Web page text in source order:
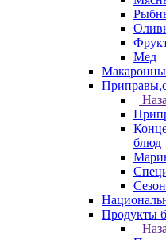
Мед
блюд
Продукты